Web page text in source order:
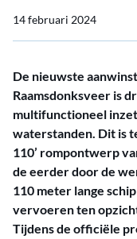
14 februari 2024
De nieuwste
Raamsdonksveer is
multifunctioneel
waterstanden. Dit is
110’ rompontwerp
de eerder door de
110 meter lange
vervoeren ten
Tijdens de officiële